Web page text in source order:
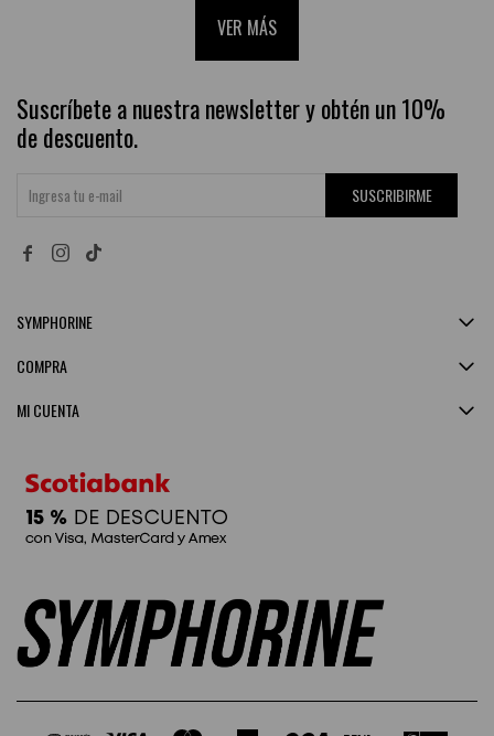
VER MÁS
Suscríbete a nuestra newsletter y obtén un 10%
de descuento.
SUSCRIBIRME
 
SYMPHORINE
MI CUENTA
COMPRA